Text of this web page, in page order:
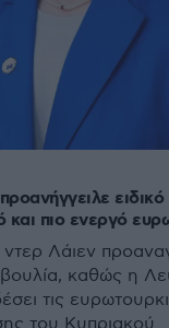
και πιο ενεργό
Λάιεν
καθώς η
τις
του Κυπριακού